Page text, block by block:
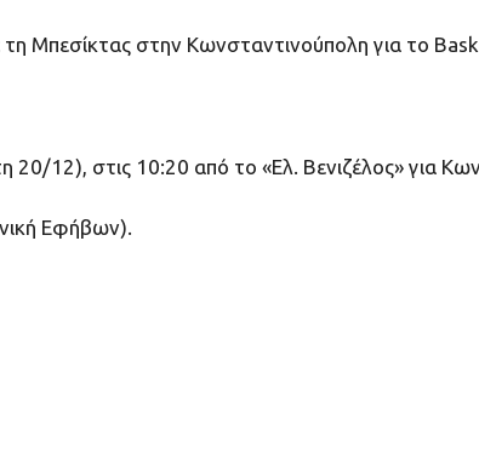
Μπεσίκτας στην Κωνσταντινούπολη για το
12), στις 10:20 από το «Ελ. Βενιζέλος» για
Εφήβων).